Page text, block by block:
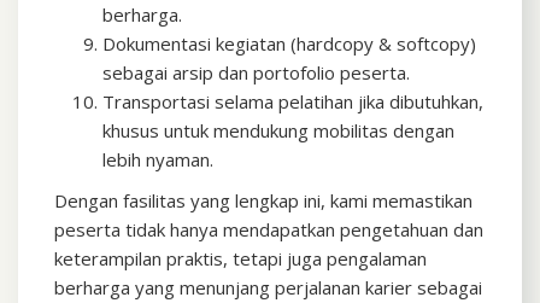
berharga.
Dokumentasi kegiatan (hardcopy & softcopy)
sebagai arsip dan portofolio peserta.
Transportasi selama pelatihan jika dibutuhkan,
khusus untuk mendukung mobilitas dengan
lebih nyaman.
Dengan fasilitas yang lengkap ini, kami memastikan
peserta tidak hanya mendapatkan pengetahuan dan
keterampilan praktis, tetapi juga pengalaman
berharga yang menunjang perjalanan karier sebagai